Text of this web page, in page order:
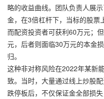
略的收益曲线。团队负责人展
金，在3倍杠杆下，当标的股票
而配资投资者可获利60万元；
元，后者则面临30万元的本金
归。
这种非对称风险在2022年某新
致。当时，大量通过线上炒股
跌停板后，不仅保证金全部损